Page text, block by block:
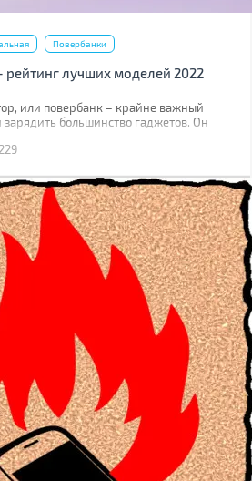
Повербанки
рейтинг лучших моделей 2022
или повербанк – крайне важный
большинство гаджетов. Он
действий. Не зря волонтеры
10-ти интересных моделей, каждую из
в самых разных ситуациях.